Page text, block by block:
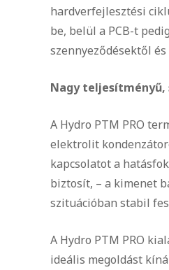
hardverfejlesztési
be, belül a PCB-t
szennyeződésektől
Nagy
A Hydro PTM PRO
elektrolit
kapcsolatot a
biztosít, – a kimenet
szituációban stabil
A Hydro PTM PRO
ideális megoldást